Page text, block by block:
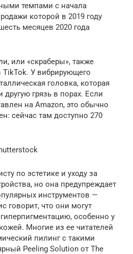
темпами с начала
которой в 2019 году
месяцев 2020 года
или «скраберы», также
У вибрирующего
головка, которая
другую грязь в порах. Если
на Amazon, это обычно
сейчас там доступно 270
по эстетике и уходу за
но она предупреждает
инструментов —
говорит, что они могут
особенно у
Многие из ее читателей
пилинг с такими
Peeling Solution от The